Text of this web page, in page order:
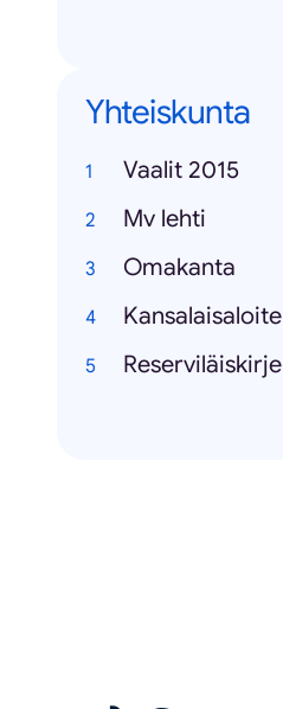
Yhteiskunta
Vaalit 2015
Mv lehti
Omakanta
Kansalaisaloite
Reserviläiskirje